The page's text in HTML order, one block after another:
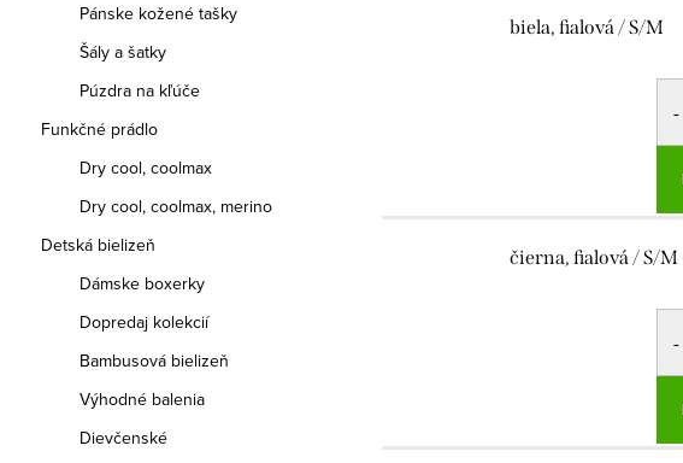
Pánske kožené tašky
Šály a šatky
Púzdra na kľúče
Funkčné prádlo
Dry cool, coolmax
Dry cool, coolmax, merino
Detská bielizeň
Dámske boxerky
Dopredaj kolekcií
Bambusová bielizeň
Výhodné balenia
Dievčenské
biela, fialová / S/M
čierna, fialová / S/M